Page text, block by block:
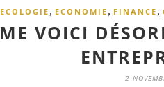
ECOLOGIE , ECONOMIE , FINANCE ,
ME VOICI
2